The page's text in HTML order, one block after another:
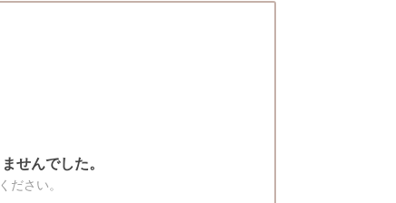
せんでした。
ださい。